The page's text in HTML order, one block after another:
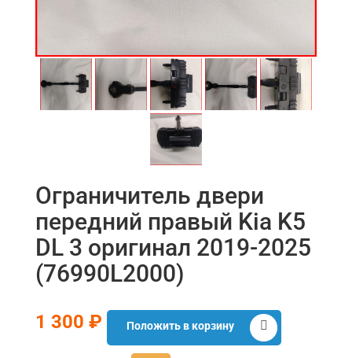
Ограничитель двери
передний правый Kia K5
DL 3 оригинал 2019-2025
(76990L2000)
1 300 ₽ Положить в корзину